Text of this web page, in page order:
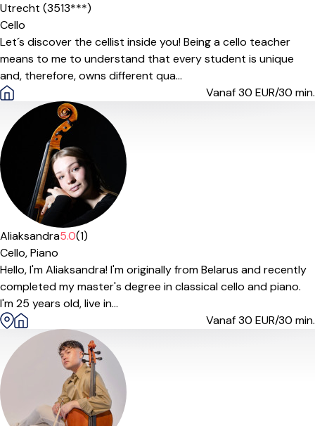
Utrecht (3513***)
Cello
Let´s discover the cellist inside you! Being a cello teacher
means to me to understand that every student is unique
and, therefore, owns different qua...
Vanaf 30 EUR/30 min.
Aliaksandra5.0(1)
Cello,Piano
Hello, I'm Aliaksandra! I'm originally from Belarus and recently
completed my master's degree in classical cello and piano.
I'm 25 years old, live in...
Vanaf 30 EUR/30 min.